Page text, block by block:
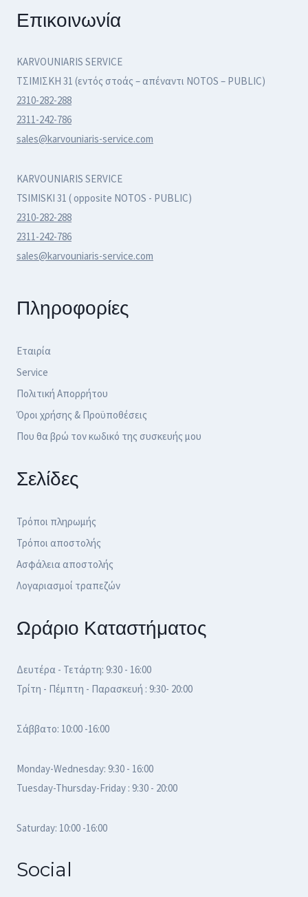
Επικοινωνία
KARVOUNIARIS SERVICE
ΤΣΙΜΙΣΚΗ 31 (εντός στοάς – απέναντι NOTOS – PUBLIC)
2310-282-288
2311-242-786
sales@karvouniaris-service.com
KARVOUNIARIS SERVICE
TSIMISKI 31 ( opposite NOTOS - PUBLIC)
2310-282-288
2311-242-786
sales@karvouniaris-service.com
Πληροφορίες
Εταιρία
Service
Πολιτική Απορρήτου
Όροι χρήσης & Προϋποθέσεις
Που θα βρώ τον κωδικό της συσκευής μου
Σελίδες
Τρόποι πληρωμής
Τρόποι αποστολής
Ασφάλεια αποστολής
Λογαριασμοί τραπεζών
Ωράριο Καταστήματος
Δευτέρα - Τετάρτη: 9:30 - 16:00
Τρίτη - Πέμπτη - Παρασκευή : 9:30- 20:00
Σάββατο: 10:00 -16:00
Monday-Wednesday: 9:30 - 16:00
Tuesday-Thursday-Friday : 9:30 - 20:00
Saturday: 10:00 -16:00
Social